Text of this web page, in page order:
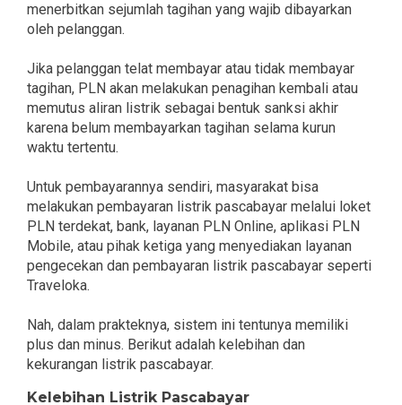
menerbitkan sejumlah tagihan yang wajib dibayarkan
oleh pelanggan.
Jika pelanggan telat membayar atau tidak membayar
tagihan, PLN akan melakukan penagihan kembali atau
memutus aliran listrik sebagai bentuk sanksi akhir
karena belum membayarkan tagihan selama kurun
waktu tertentu.
Untuk pembayarannya sendiri, masyarakat bisa
melakukan pembayaran listrik pascabayar melalui loket
PLN terdekat, bank, layanan PLN Online, aplikasi PLN
Mobile, atau pihak ketiga yang menyediakan layanan
pengecekan dan pembayaran listrik pascabayar seperti
Traveloka.
Nah, dalam prakteknya, sistem ini tentunya memiliki
plus dan minus. Berikut adalah kelebihan dan
kekurangan listrik pascabayar.
Kelebihan Listrik Pascabayar